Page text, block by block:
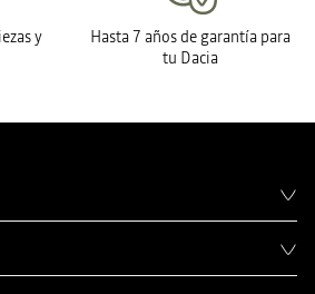
y
Hasta 7 años de garantía para
tu Dacia